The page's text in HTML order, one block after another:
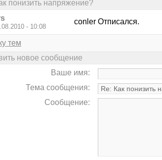
понизить напряжение?
- 10:08
conler Отписался.
тем
новое сообщение
Ваше имя:
Тема сообщения:
Сообщение: